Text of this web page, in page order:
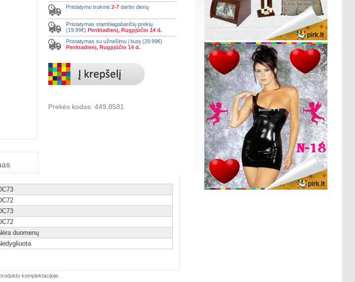
Pristatymo trukmė 2-7darbo dienų
Pristatymas stambiagabaričių prekių
(19.99€) Penktadienį, Rugpjūčio 14 d.
Pristatymas su užnešimu į butą (29.99€)
Penktadienį, Rugpjūčio 14 d.
Prekės kodas: 449.8581
C73
C72
C73
C72
duomenų
komplektacijoje.